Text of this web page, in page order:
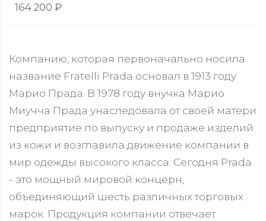
164 200 ₽
Компанию, которая первоначально носила
название Fratelli Prada основал в 1913 году
Марио Прада. В 1978 году внучка Марио
Миучча Прада унаследовала от своей матери
предприятие по выпуску и продаже изделий
из кожи и возглавила движение компании в
мир одежды высокого класса. Сегодня Prada
- это мощный мировой концерн,
объединяющий шесть различных торговых
марок. Продукция компании отвечает